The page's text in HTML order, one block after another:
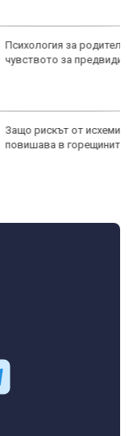
Режимът и
инсулт се